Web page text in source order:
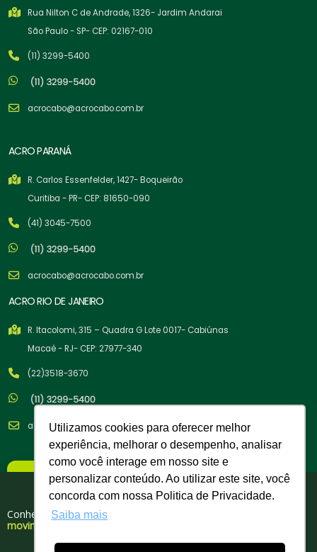
Tem cupom para você!
Conheça nosso portfólio de produtos para
movimentação, elevação e amarração de cargas.
Utilizamos cookies para oferecer melhor
experiência, melhorar o desempenho, analisar
como você interage em nosso site e
personalizar conteúdo. Ao utilizar este site, você
concorda com nossa Politica de Privacidade.
Saiba mais
Rua Nilton C de Andrade, 1326- Jardim Andarai
São Paulo - SP- CEP: 02167-010
(11) 3299-5400
acrocabo@acrocabo.com.br
ACRO PARANÁ
R. Carlos Essenfelder, 1427- Boqueirão
Curitiba - PR- CEP: 81650-090
(41) 3045-7500
acrocabo@acrocabo.com.br
ACRO RIO DE JANEIRO
R. Itacolomi, 315 – Quadra G Lote 0017- Cabiúnas
Macaé - RJ- CEP: 27977-340
(22)3518-3670
acrocabo@acrocabo.com.br
Copyright © 2026 Acro Cabos de Aço Indústria e Comércio LTDA. -
03.358.329/0004-60| Todos os Direitos Reservados. Desenvolvido por
×
Nova Política Comercial
A partir de 02/02/26
Compra Mínima: R$ 500,00